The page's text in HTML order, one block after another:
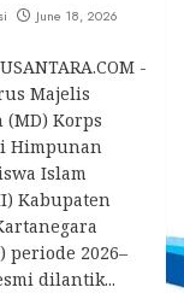
June 18, 2026
-
Majelis
(MD) Korps
Himpunan
Islam
Kabupaten
periode 2026–
dilantik...